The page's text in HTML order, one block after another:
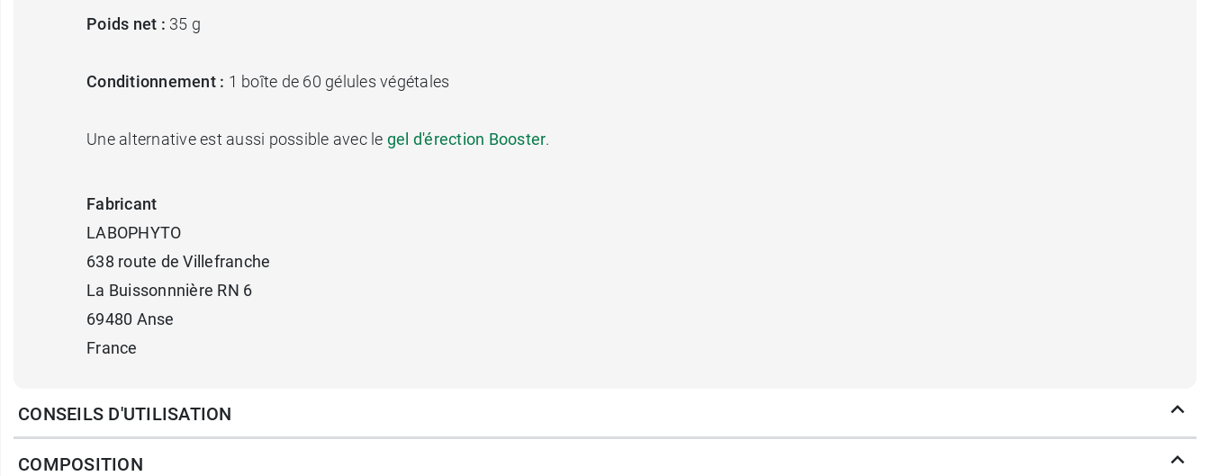
Poids net : 35 g
Conditionnement : 1 boîte de 60 gélules végétales
Une alternative est aussi possible avec le gel d'érection Booster.
Fabricant
LABOPHYTO
638 route de Villefranche
La Buissonnnière RN 6
69480 Anse
France
CONSEILS D'UTILISATION
COMPOSITION